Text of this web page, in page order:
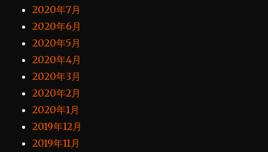
2020年7月
2020年6月
2020年5月
2020年4月
2020年3月
2020年2月
2020年1月
2019年12月
2019年11月